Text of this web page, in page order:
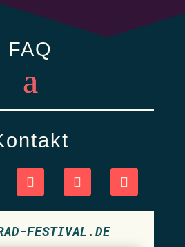
FAQ
FESTIVAL.DE